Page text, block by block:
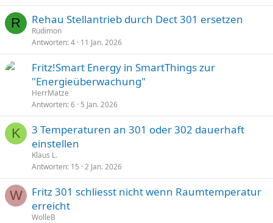
R Rehau Stellantrieb durch Dect 301 ersetzen
Rudimon
Antworten 4 11 Jan. 2026
Fritz!Smart Energy in SmartThings zur
"Energieüberwachung"
HerrMatze
Antworten 6 5 Jan. 2026
K
3 Temperaturen an 301 oder 302 dauerhaft
einstellen
Klaus L.
Antworten 15 2 Jan. 2026
W
Fritz 301 schliesst nicht wenn Raumtemperatur
erreicht
WolleB